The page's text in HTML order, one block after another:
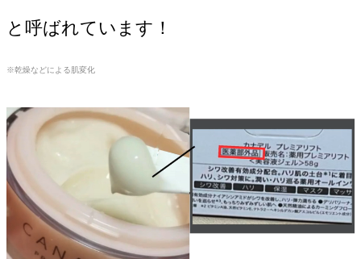
と呼ばれています！
※乾燥などによる肌変化